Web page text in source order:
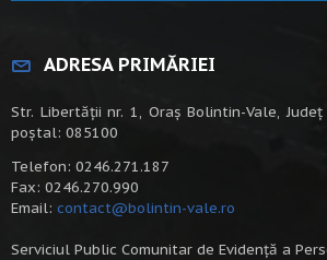
ADRESA PRIMĂRIEI
Str. Libertății nr. 1, Oraș Bolintin-Vale, Județ
poștal: 085100
Telefon: 0246.271.187
Fax: 0246.270.990
Email: contact@bolintin-vale.ro
Serviciul Public Comunitar de Evidență a